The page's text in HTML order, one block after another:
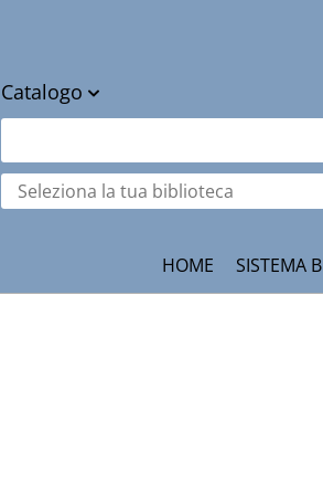
Catalogo
cambia
Seleziona
la
HOME SISTEMA